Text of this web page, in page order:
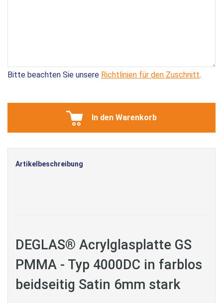
Bitte beachten Sie unsere Richtlinien für den Zuschnitt.
In den Warenkorb
Artikelbeschreibung
DEGLAS® Acrylglasplatte GS
PMMA - Typ 4000DC in farblos
beidseitig Satin 6mm stark